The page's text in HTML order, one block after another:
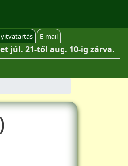
E-mail
júl. 21-től aug. 10-ig zárva.